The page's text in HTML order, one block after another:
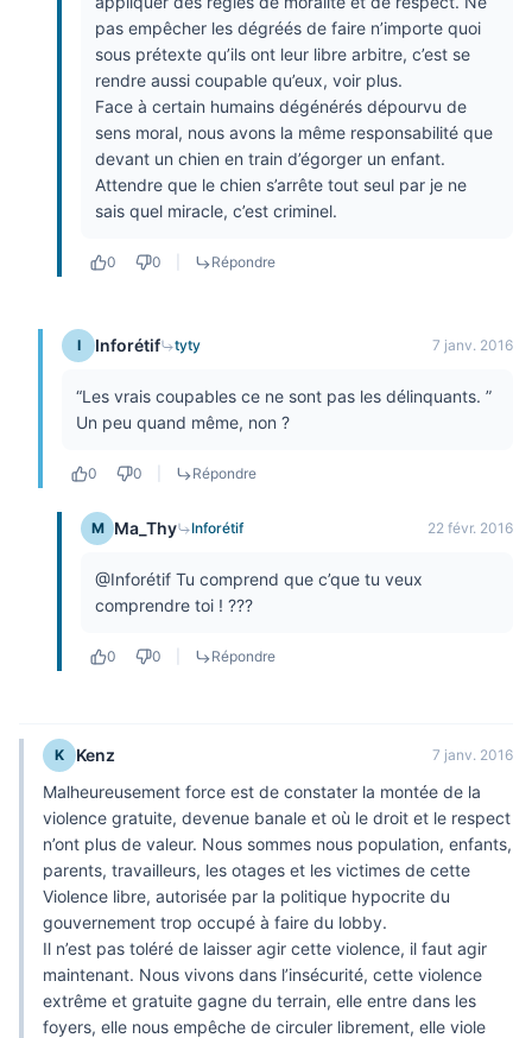
pas empêcher les dégréés de faire n’importe quoi
sous prétexte qu’ils ont leur libre arbitre, c’est se
rendre aussi coupable qu’eux, voir plus.
Face à certain humains dégénérés dépourvu de
sens moral, nous avons la même responsabilité que
devant un chien en train d’égorger un enfant.
Attendre que le chien s’arrête tout seul par je ne
sais quel miracle, c’est criminel.
0 0 Répondre
I Inforétif tyty 7 janv. 2016
“Les vrais coupables ce ne sont pas les délinquants. ”
Un peu quand même, non ?
0 0 Répondre
M Ma_Thy Inforétif 22 févr. 2016
@Inforétif Tu comprend que c’que tu veux
comprendre toi ! ???
0 0 Répondre
K Kenz 7 janv. 2016
Malheureusement force est de constater la montée de la
violence gratuite, devenue banale et où le droit et le respect
n’ont plus de valeur. Nous sommes nous population, enfants,
parents, travailleurs, les otages et les victimes de cette
Violence libre, autorisée par la politique hypocrite du
gouvernement trop occupé à faire du lobby.
Il n’est pas toléré de laisser agir cette violence, il faut agir
maintenant. Nous vivons dans l’insécurité, cette violence
extrême et gratuite gagne du terrain, elle entre dans les
foyers, elle nous empêche de circuler librement, elle viole